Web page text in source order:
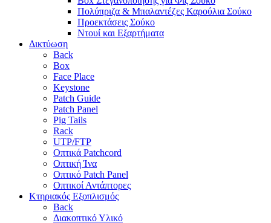
Πολύπριζα & Μπαλαντέζες Καρούλια Σούκο
Προεκτάσεις Σούκο
Ντουί και Εξαρτήματα
Δικτύωση
Back
Box
Face Place
Keystone
Patch Guide
Patch Panel
Pig Tails
Rack
UTP/FTP
Οπτικά Patchcord
Οπτική Ίνα
Οπτικό Patch Panel
Οπτικοί Αντάπτορες
Κτηριακός Εξοπλισμός
Back
Διακοπτικό Υλικό